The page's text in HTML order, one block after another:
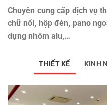
Chuyên cung cấp dịch vụ
chữ nổi, hộp đèn, pano
dựng nhôm alu,…
THIẾT KẾ KINH